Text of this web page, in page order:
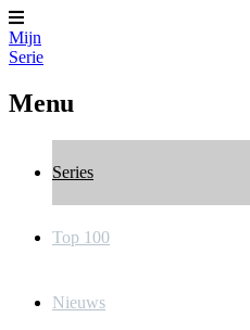
Mijn
Serie
Menu
Series
Top 100
Nieuws